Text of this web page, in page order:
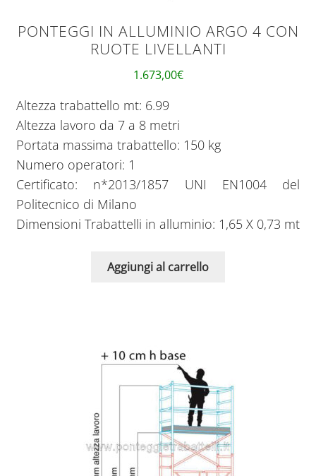
PONTEGGI IN ALLUMINIO ARGO 4 CON
RUOTE LIVELLANTI
1.673,00€
Altezza trabattello mt: 6.99
Altezza lavoro da 7 a 8 metri
Portata massima trabattello: 150 kg
Numero operatori: 1
Certificato: n*2013/1857 UNI EN1004 del
Politecnico di Milano
Dimensioni Trabattelli in alluminio: 1,65 X 0,73 mt
Aggiungi al carrello